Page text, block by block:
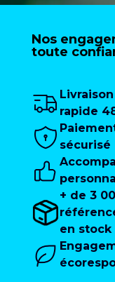
Nos
toute
Livraison
rapide
sécurisé
+ de 3
en stock